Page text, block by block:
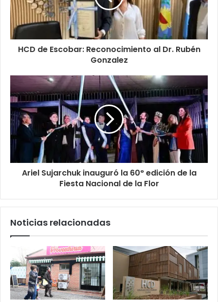
HCD de Escobar: Reconocimiento al Dr. Rubén
Gonzalez
Ariel Sujarchuk inauguró la 60° edición de la
Fiesta Nacional de la Flor
Noticias relacionadas